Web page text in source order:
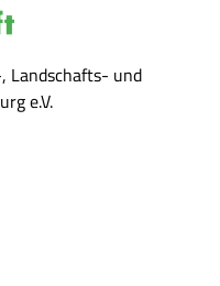
Landschafts- und
e.V.